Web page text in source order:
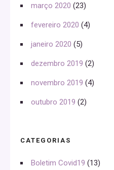
março 2020 (23)
fevereiro 2020 (4)
janeiro 2020 (5)
dezembro 2019 (2)
novembro 2019 (4)
outubro 2019 (2)
CATEGORIAS
Boletim Covid19 (13)